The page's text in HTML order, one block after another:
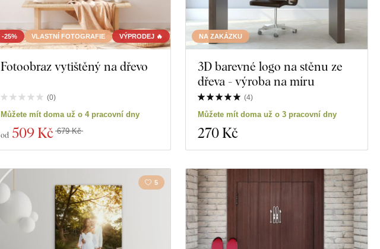
-25% VLASTNÍ FOTOGRAFIE VÝPRODEJ 🔥
Fotoobraz vytištěný na dřevo
(0)
Můžete mít doma už o 4 pracovní dny
od 509 Kč 679 Kč
NA ZAKÁZKU
3D barevné logo na stěnu ze
dřeva - výroba na míru
(4)
Můžete mít doma už o 3 pracovní dny
270 Kč
5